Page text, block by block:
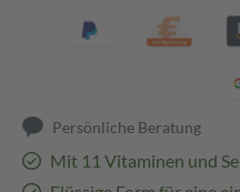
Persönliche Beratung
Mit 11 Vitaminen und